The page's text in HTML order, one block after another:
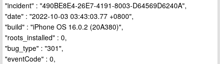
"incident" : "490BE8E4-26E7-4191-8003-D64569D6240A",
"date" : "2022-10-03 03:43:03.77 +0800",
"build" : "iPhone OS 16.0.2 (20A380)",
"roots_installed" : 0,
"bug_type" : "301",
"eventCode" : 0,